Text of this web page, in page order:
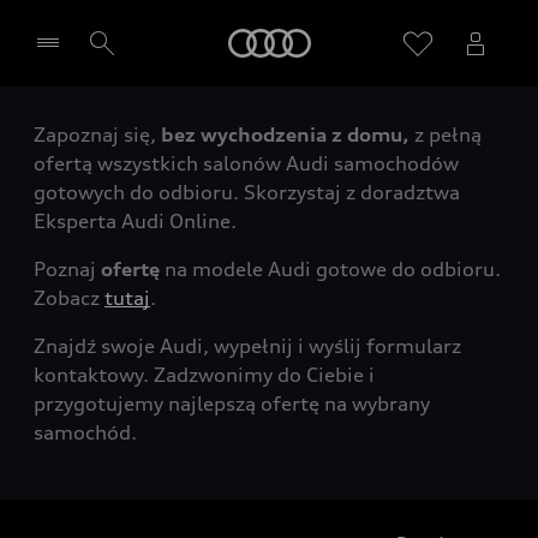
Wybierz Twojego Partnera Audi
Zapoznaj się, bez wychodzenia z domu, z pełną
ofertą wszystkich salonów Audi samochodów
gotowych do odbioru. Skorzystaj z doradztwa
Eksperta Audi Online.
Poznaj ofertę na modele Audi gotowe do odbioru.
Zobacz tutaj.
Znajdź swoje Audi, wypełnij i wyślij formularz
kontaktowy. Zadzwonimy do Ciebie i
przygotujemy najlepszą ofertę na wybrany
samochód.